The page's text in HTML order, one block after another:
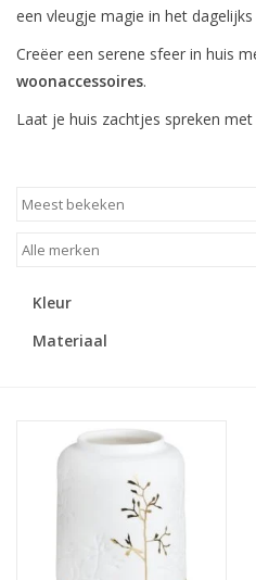
Relatiegeschenken & Bedankjes
Huisparfums
Blog
een vleugje magie in het dagelijks
Creëer een serene sfeer in huis
woonaccessoires.
Laat je huis zachtjes spreken
Kleur
Materiaal